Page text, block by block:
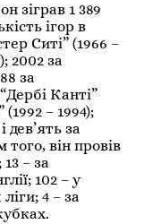
зіграв 1 389
ігор в
Ситі” (1966 –
2002 за
за
Канті”
(1992 – 1994);
дев’ять за
того, він провів
– за
102 – у
4 – за